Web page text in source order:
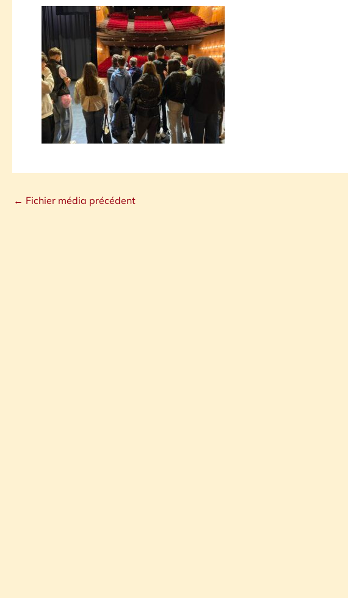
← Fichier média précédent